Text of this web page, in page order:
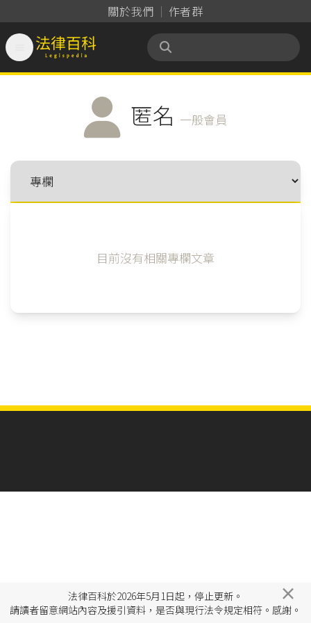
關於我們 作者群
法律百科 Legispedia
匿名 一般會員
目前沒有相關專欄文章
法律百科於2026年5月1日起，停止更新。
請讀者留意網站內容及援引資料，是否與現行法令規定相符。感謝。
×